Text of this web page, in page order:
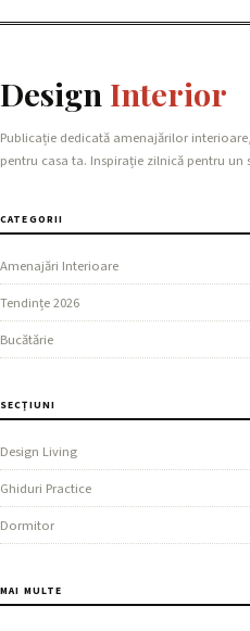
Design Interior
Publicație dedicată amenajărilor
pentru casa ta. Inspirație zilnică pentru
CATEGORII
Amenajări Interioare
Tendințe 2026
Bucătărie
SECȚIUNI
Design Living
Ghiduri Practice
Dormitor
MAI MULTE